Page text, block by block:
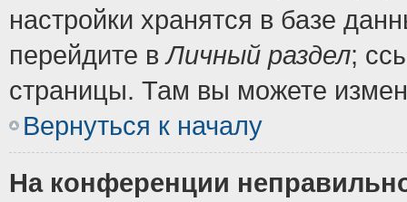
настройки хранятся в базе
перейдите вЛичный раздел;
страницы. Там вы можете
Вернуться к началу
На конференции